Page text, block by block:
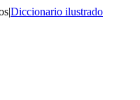
|Diccionario ilustrado